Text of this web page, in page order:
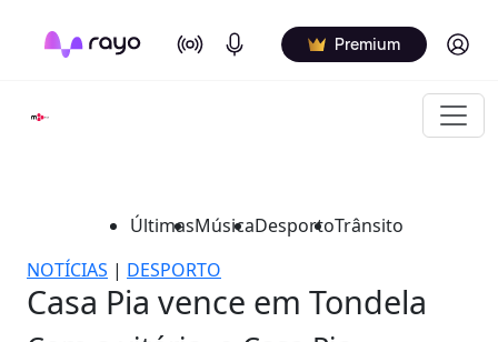
On Air Podcasts Premium Log in
ÚltimasMúsicaDesportoTrânsito
NOTÍCIAS | DESPORTO
Casa Pia vence em Tondela